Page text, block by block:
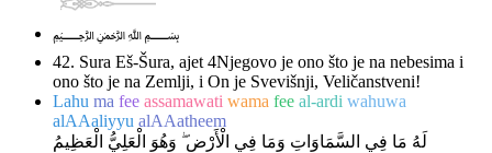
﷽
42. Sura Eš-Šura, ajet 4Njegovo je ono što je na nebesima i
ono što je na Zemlji, i On je Svevišnji, Veličanstveni!
Lahu ma fee assamawati wama fee al-ardi wahuwa
alAAaliyyu alAAatheem
لَهُ مَا فِي السَّمَاوَاتِ وَمَا فِي الْأَرْضِ ۖ وَهُوَ الْعَلِيُّ الْعَظِيمُ